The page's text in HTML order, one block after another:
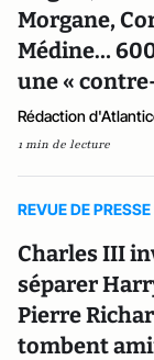
Morgane,
Médine…
une «
Rédaction
1 min de lecture
REVUE DE
Charles III
séparer
Pierre
tombent